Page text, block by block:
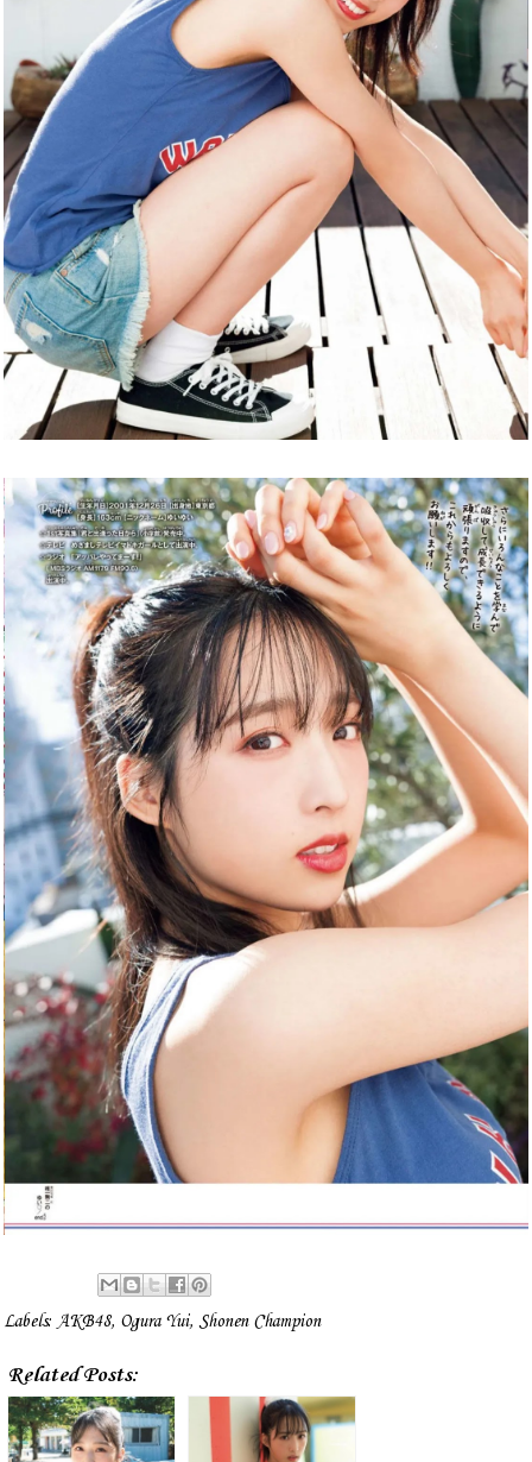
Labels: AKB48, Ogura Yui, Shonen Champion
Related Posts: